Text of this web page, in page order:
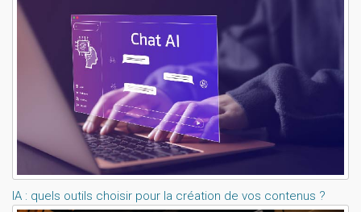
IA : quels outils choisir pour la création de vos contenus ?